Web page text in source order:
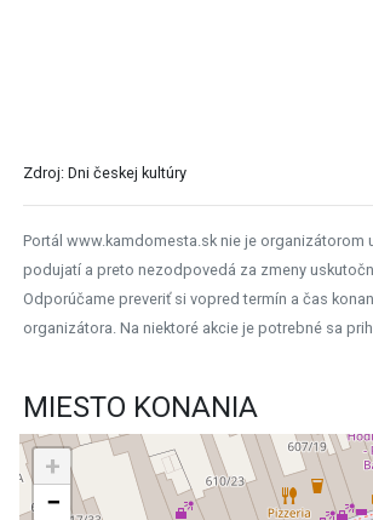
Zdroj: Dni českej kultúry
Portál www.kamdomesta.sk nie je organizátorom
podujatí a preto nezodpovedá za zmeny
Odporúčame preveriť si vopred termín a čas
organizátora. Na niektoré akcie je potrebné sa
MIESTO KONANIA
+
−